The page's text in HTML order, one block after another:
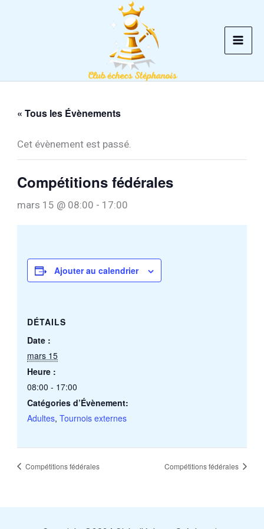
« Tous les Évènements
Cet évènement est passé.
Compétitions fédérales
mars 15 @ 08:00 - 17:00
Ajouter au calendrier
DÉTAILS
Date :
mars 15
Heure :
08:00 - 17:00
Catégories d’Évènement:
Adultes,Tournois externes
Compétitions fédérales Compétitions fédérales